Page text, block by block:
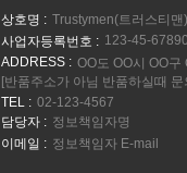
상호명 : Trustymen(트러스티맨)
사업자등록번호 : 123-45-67890
ADDRESS : OO도 OO시 OO구
[반품주소가 아님 반품하실때 문
TEL : 02-123-4567
담당자 : 정보책임자명
이메일 : 정보책임자 E-mail